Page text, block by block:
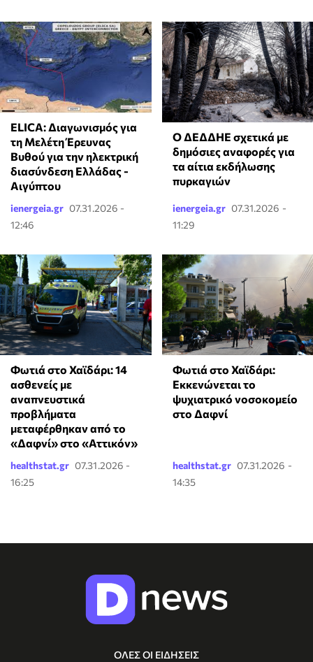
ELICA: Διαγωνισμός για
τη Μελέτη Έρευνας
Βυθού για την ηλεκτρική
διασύνδεση Ελλάδας -
Αιγύπτου
ienergeia.gr 07.31.2026 -
12:46
Ο ΔΕΔΔΗΕ σχετικά με
δημόσιες αναφορές για
τα αίτια εκδήλωσης
πυρκαγιών
ienergeia.gr 07.31.2026 -
11:29
Φωτιά στο Χαϊδάρι: 14
ασθενείς με
αναπνευστικά
προβλήματα
μεταφέρθηκαν από το
«Δαφνί» στο «Αττικόν»
healthstat.gr 07.31.2026 -
16:25
Φωτιά στο Χαϊδάρι:
Εκκενώνεται το
ψυχιατρικό νοσοκομείο
στο Δαφνί
healthstat.gr 07.31.2026 -
14:35
ΟΛΕΣ ΟΙ ΕΙΔΗΣΕΙΣ